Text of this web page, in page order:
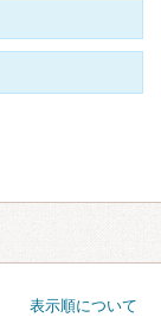
表示順について